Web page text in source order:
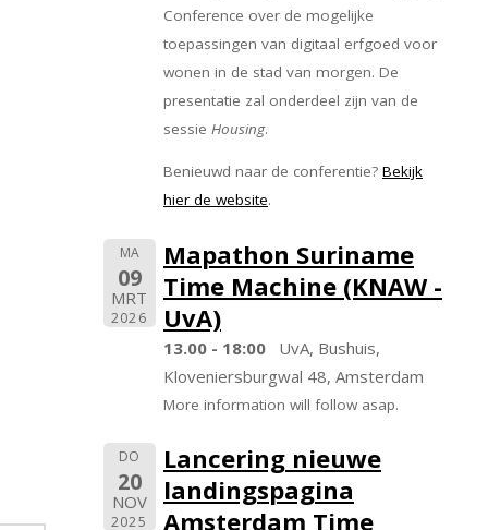
Conference over de mogelijke
toepassingen van digitaal erfgoed voor
wonen in de stad van morgen. De
presentatie zal onderdeel zijn van de
sessie Housing.
Benieuwd naar de conferentie? Bekijk
hier de website.
MA
09
MRT
2026
Mapathon Suriname
Time Machine (KNAW -
UvA)
13.00 - 18:00
UvA, Bushuis,
Kloveniersburgwal 48, Amsterdam
More information will follow asap.
DO
20
NOV
2025
Lancering nieuwe
landingspagina
Amsterdam Time